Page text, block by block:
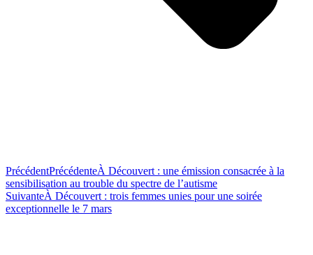
PrécédentPrécédenteÀ Découvert : une émission consacrée à la
sensibilisation au trouble du spectre de l’autisme
SuivanteÀ Découvert : trois femmes unies pour une soirée
exceptionnelle le 7 mars